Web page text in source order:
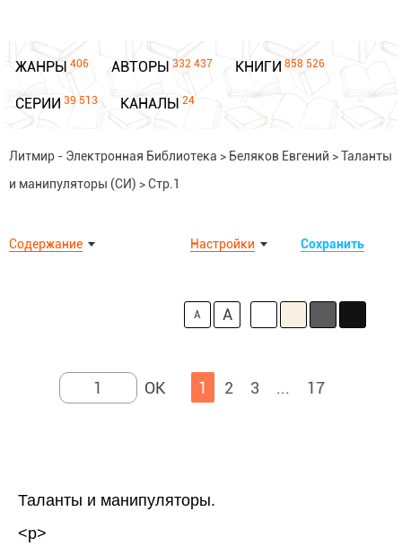
ЖАНРЫ 406 АВТОРЫ 332 437 КНИГИ 858 526
СЕРИИ 39 513 КАНАЛЫ 24
Литмир - Электронная Библиотека > Беляков Евгений >Таланты
и манипуляторы (СИ) >Стр.1
Содержание Сохранить
Настройки
A A
1 2 3 ... 17
Таланты и манипуляторы.
<p>